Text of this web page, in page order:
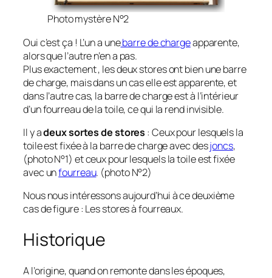
Photo mystère N°2
Oui c’est ça ! L’un a unebarre de chargeapparente,
alors que l’autre n’en a pas.
Plus exactement , les deux stores ont bien une barre
de charge, mais dans un cas elle est apparente, et
dans l’autre cas, la barre de charge est à l’intérieur
d’un fourreau de la toile, ce qui la rend invisible.
Il y adeux sortes de stores : Ceux pour lesquels la
toile est fixée à la barre de charge avec desjoncs,
(photo N°1) et ceux pour lesquels la toile est fixée
avec unfourreau. (photo N°2)
Nous nous intéressons aujourd’hui à ce deuxième
cas de figure : Les stores à fourreaux.
Historique
A l’origine, quand on remonte dans les époques,